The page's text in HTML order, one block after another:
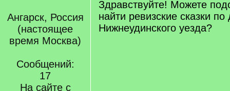
Ангарск, Россия
(настоящее
время Москва)
Сообщений:
17
На сайте с
Здравствуйте! Можете
найти ревизские сказки
Нижнеудинского уезда?